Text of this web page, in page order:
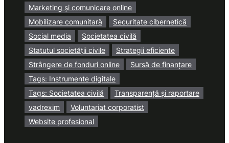
Marketing și comunicare online
Mobilizare comunitară
Securitate cibernetică
Social media
Societatea civilă
Statutul societății civile
Strategii eficiente
Strângere de fonduri online
Sursă de finanțare
Tags: Instrumente digitale
Tags: Societatea civilă
Transparență și raportare
vadrexim
Voluntariat corporatist
Website profesional